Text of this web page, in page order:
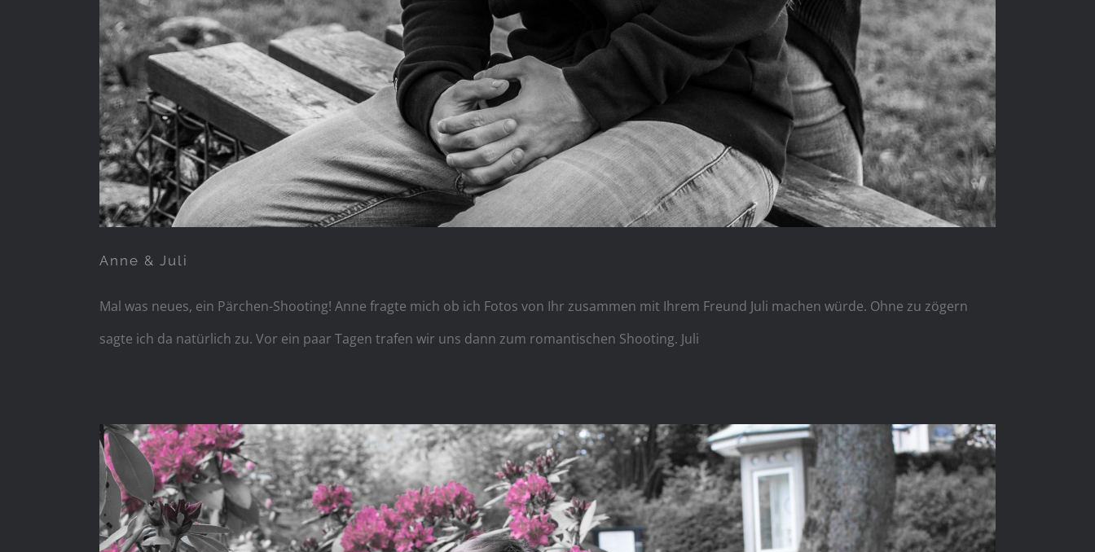
Anne & Juli
Mal was neues, ein Pärchen-Shooting! Anne fragte mich ob ich Fotos von Ihr zusammen mit Ihrem Freund Juli machen würde. Ohne zu zögern
sagte ich da natürlich zu. Vor ein paar Tagen trafen wir uns dann zum romantischen Shooting. Juli